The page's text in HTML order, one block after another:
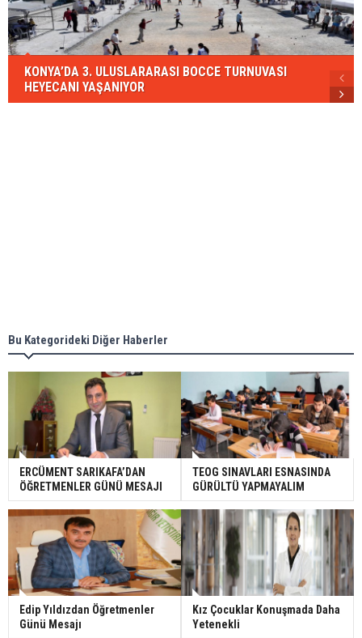
KONYA’DA 3. ULUSLARARASI BOCCE TURNUVASI
HEYECANI YAŞANIYOR
Bu Kategorideki Diğer Haberler
ERCÜMENT SARIKAFA’DAN
ÖĞRETMENLER GÜNÜ MESAJI
TEOG SINAVLARI ESNASINDA
GÜRÜLTÜ YAPMAYALIM
Edip Yıldızdan Öğretmenler
Günü Mesajı
Kız Çocuklar Konuşmada Daha
Yetenekli